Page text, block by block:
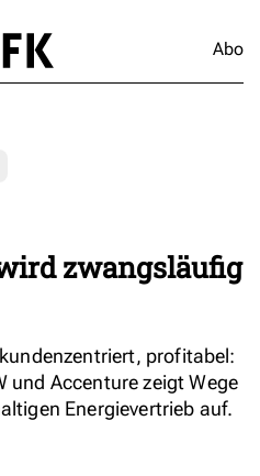
Abo
zwangsläufig
profitabel:
und Accenture zeigt Wege
Energievertrieb auf.